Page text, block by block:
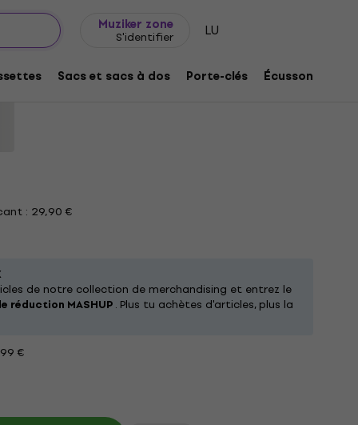
Muziker zone
S'identifier LU
Sacs et sacs à dos Porte-clés Écussons/
Blue 2XL T-shirt
332223
: 29,90 €
de notre collection de merchandising et entrez le
réduction MASHUP. Plus tu achètes d'articles, plus la
€